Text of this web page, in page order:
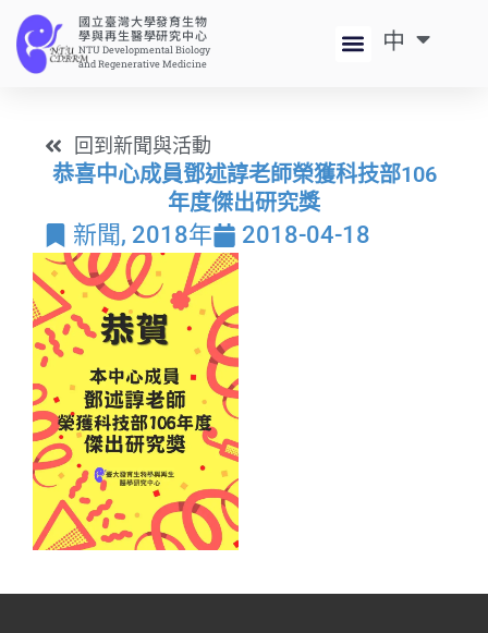
國立臺灣大學發育生物
學與再生醫學研究中心
NTU Developmental Biology
and Regenerative Medicine
中
EN
回到新聞與活動
恭喜中心成員鄧述諄老師榮獲科技部106
年度傑出研究獎
新聞, 2018年 2018-04-18